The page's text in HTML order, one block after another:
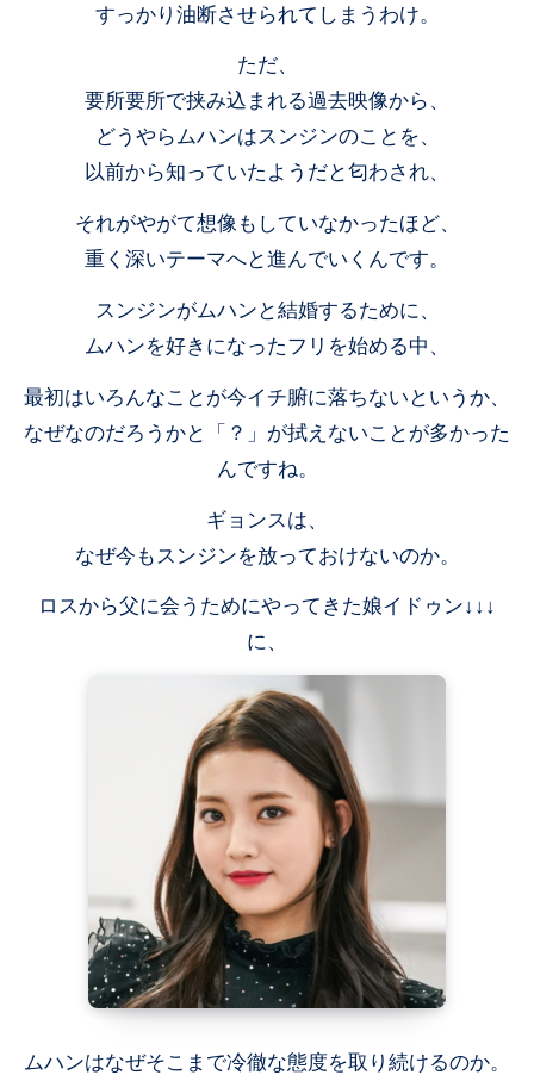
すっかり油断させられてしまうわけ。
ただ、
要所要所で挟み込まれる過去映像から、
どうやらムハンはスンジンのことを、
以前から知っていたようだと匂わされ、
それがやがて想像もしていなかったほど、
重く深いテーマへと進んでいくんです。
スンジンがムハンと結婚するために、
ムハンを好きになったフリを始める中、
最初はいろんなことが今イチ腑に落ちないというか、
なぜなのだろうかと「？」が拭えないことが多かった
んですね。
ギョンスは、
なぜ今もスンジンを放っておけないのか。
ロスから父に会うためにやってきた娘イドゥン↓↓↓
に、
ムハンはなぜそこまで冷徹な態度を取り続けるのか。